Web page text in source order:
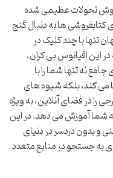
تحولات عظیمی شده
ها به دنبال گنج
تنها با چند کلیک در
این اقیانوس بی کران،
جامع نه تنها شما را با
می کند، بلکه شیوه های
را در فضای آنلاین، به ویژه
شما آموزش می دهد. در این
و بدون دردسر در دنیای
به جستجو در منابع متعدد